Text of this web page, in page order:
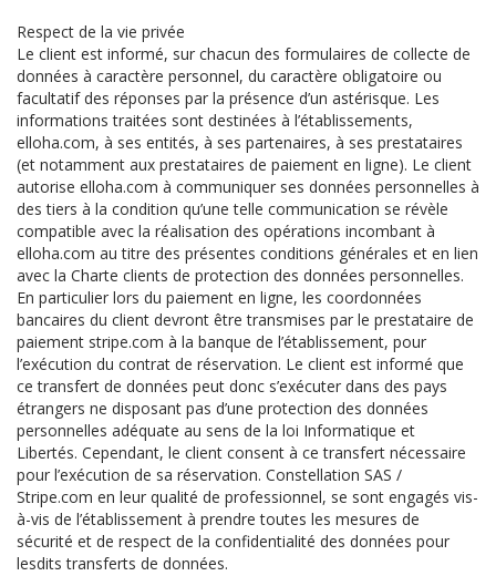
Respect de la vie privée
Le client est informé, sur chacun des formulaires de collecte de
données à caractère personnel, du caractère obligatoire ou
facultatif des réponses par la présence d’un astérisque. Les
informations traitées sont destinées à l’établissements,
elloha.com, à ses entités, à ses partenaires, à ses prestataires
(et notamment aux prestataires de paiement en ligne). Le client
autorise elloha.com à communiquer ses données personnelles à
des tiers à la condition qu’une telle communication se révèle
compatible avec la réalisation des opérations incombant à
elloha.com au titre des présentes conditions générales et en lien
avec la Charte clients de protection des données personnelles.
En particulier lors du paiement en ligne, les coordonnées
bancaires du client devront être transmises par le prestataire de
paiement stripe.com à la banque de l’établissement, pour
l’exécution du contrat de réservation. Le client est informé que
ce transfert de données peut donc s’exécuter dans des pays
étrangers ne disposant pas d’une protection des données
personnelles adéquate au sens de la loi Informatique et
Libertés. Cependant, le client consent à ce transfert nécessaire
pour l’exécution de sa réservation. Constellation SAS /
Stripe.com en leur qualité de professionnel, se sont engagés vis-
à-vis de l’établissement à prendre toutes les mesures de
sécurité et de respect de la confidentialité des données pour
lesdits transferts de données.